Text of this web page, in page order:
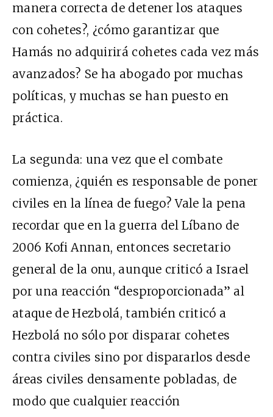
manera correcta de detener los ataques
con cohetes?, ¿cómo garantizar que
Hamás no adquirirá cohetes cada vez más
avanzados? Se ha abogado por muchas
políticas, y muchas se han puesto en
práctica.
La segunda: una vez que el combate
comienza, ¿quién es responsable de poner
civiles en la línea de fuego? Vale la pena
recordar que en la guerra del Líbano de
2006 Kofi Annan, entonces secretario
general de la onu, aunque criticó a Israel
por una reacción “desproporcionada” al
ataque de Hezbolá, también criticó a
Hezbolá no sólo por disparar cohetes
contra civiles sino por dispararlos desde
áreas civiles densamente pobladas, de
modo que cualquier reacción